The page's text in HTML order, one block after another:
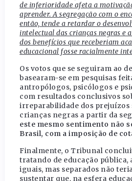
de inferioridade afeta a
aprender. A segregação com o
então, tende a retardar o
intelectual das crianças negras e
dos benefícios que receberiam
educacional fosse racialmente
Os votos que se seguiram ao
basearam-se em pesquisas
antropólogos, psicólogos e
com resultados conclusivos
irreparabilidade dos prejuízos
crianças negras a partir da
este mesmo sentimento não
Brasil, com a imposição de
Finalmente, o Tribunal
tratando de educação pública,
iguais, mas separados não
sustentar que, na esfera